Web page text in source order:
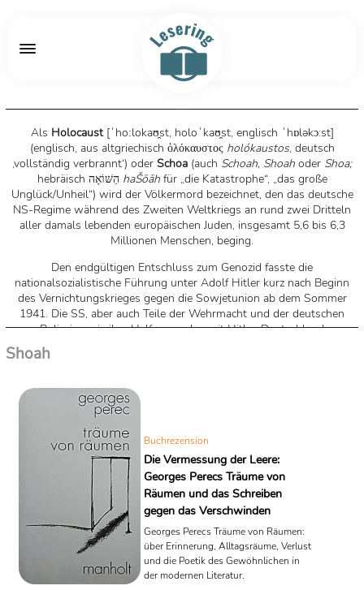
Als Holocaust[ˈhoːlokaʊ̯st, holoˈkaʊ̯st, englisch ˈhɒləkɔ:st]
(englisch, aus altgriechisch ὁλόκαυστος holókaustos, deutsch
‚vollständig verbrannt‘) oder Schoa (auch Schoah, Shoah oder Shoa;
hebräisch הַשּׁוֹאָה haŠōāhfür „die Katastrophe“, „das große
Unglück/Unheil“) wird der Völkermord bezeichnet, den das deutsche
NS-Regime während des Zweiten Weltkriegs an rund zwei Dritteln
aller damals lebenden europäischen Juden, insgesamt 5,6 bis 6,3
Millionen Menschen, beging.
Den endgültigen Entschluss zum Genozid fasste die
nationalsozialistische Führung unter Adolf Hitler kurz nach Beginn
des Vernichtungskrieges gegen die Sowjetunion ab dem Sommer
1941. Die SS, aber auch Teile der Wehrmacht und der deutschen
Polizei sowie ihre Helfer aus den mit Hitler-Deutschland
verbündeten Staaten verfolgten daraufhin bis 1945 das Ziel, alle
Juden in ihrem Machtbereich systematisch zu ermorden, ab 1942
gründete auf dem staatlich propagierten Antisemitismus und der
entsprechenden rassistischen Gesetzgebung im Deutschen Reich
Quelle: Wikipedia
Shoah
Buchrezension
Die Vermessung der Leere:
Georges Perecs Träume von
Räumen und das Schreiben
gegen das Verschwinden
Georges Perecs Träume von Räumen:
über Erinnerung, Alltagsräume, Verlust
und die Poetik des Gewöhnlichen in
der modernen Literatur.